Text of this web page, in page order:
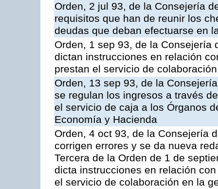
Orden, 2 jul 93, de la Consejería
requisitos que han de reunir los
deudas que deban efectuarse en
Orden, 1 sep 93, de la Consejería
dictan instrucciones en relación
prestan el servicio de
Orden, 13 sep 93, de la
se regulan los ingresos a través
el servicio de caja a los Órganos
Economía y Hacienda
Orden, 4 oct 93, de la Consejería
corrigen errores y se da nueva
Tercera de la Orden de 1 de
dicta instrucciones en relación
el servicio de colaboración en la